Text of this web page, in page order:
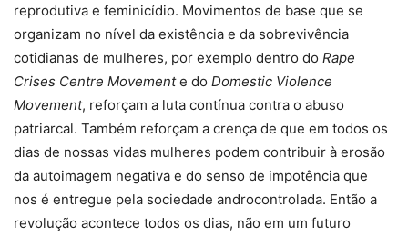
reprodutiva e feminicídio. Movimentos de base que se
organizam no nível da existência e da sobrevivência
cotidianas de mulheres, por exemplo dentro do Rape
Crises Centre Movemente do Domestic Violence
Movement, reforçam a luta contínua contra o abuso
patriarcal. Também reforçam a crença de que em todos os
dias de nossas vidas mulheres podem contribuir à erosão
da autoimagem negativa e do senso de impotência que
nos é entregue pela sociedade androcontrolada. Então a
revolução acontece todos os dias, não em um futuro